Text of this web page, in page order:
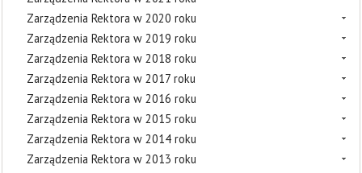
Zarządzenia Rektora w 2020 roku
Zarządzenia Rektora w 2019 roku
Zarządzenia Rektora w 2018 roku
Zarządzenia Rektora w 2017 roku
Zarządzenia Rektora w 2016 roku
Zarządzenia Rektora w 2015 roku
Zarządzenia Rektora w 2014 roku
Zarządzenia Rektora w 2013 roku